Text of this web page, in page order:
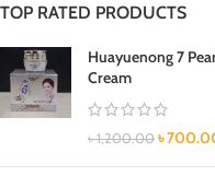
TOP RATED PRODUCTS
Huayuenong 7
Cream
৳1,200.00 ৳